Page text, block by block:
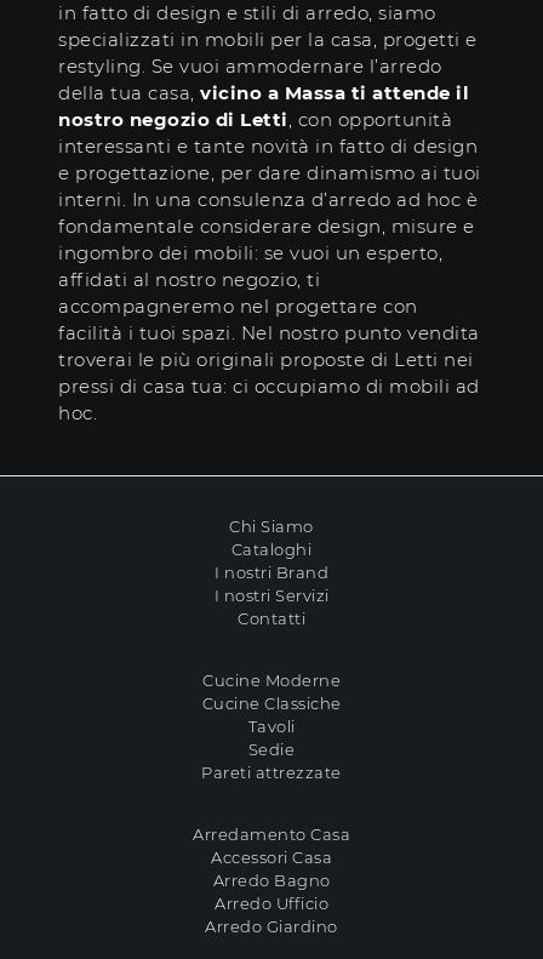
in fatto di design e stili di arredo, siamo
specializzati in mobili per la casa, progetti e
restyling. Se vuoi ammodernare l’arredo
della tua casa, vicino a Massa ti attende il
nostro negozio di Letti, con opportunità
interessanti e tante novità in fatto di design
e progettazione, per dare dinamismo ai tuoi
interni. In una consulenza d’arredo ad hoc è
fondamentale considerare design, misure e
ingombro dei mobili: se vuoi un esperto,
affidati al nostro negozio, ti
accompagneremo nel progettare con
facilità i tuoi spazi. Nel nostro punto vendita
troverai le più originali proposte di Letti nei
pressi di casa tua: ci occupiamo di mobili ad
hoc.
Chi Siamo
Cataloghi
I nostri Brand
I nostri Servizi
Contatti
Cucine Moderne
Cucine Classiche
Tavoli
Sedie
Pareti attrezzate
Arredamento Casa
Accessori Casa
Arredo Bagno
Arredo Ufficio
Arredo Giardino